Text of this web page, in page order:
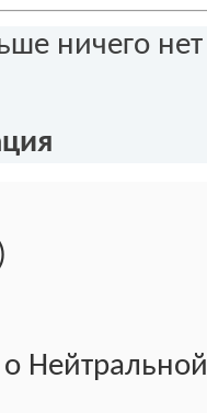
ничего нет